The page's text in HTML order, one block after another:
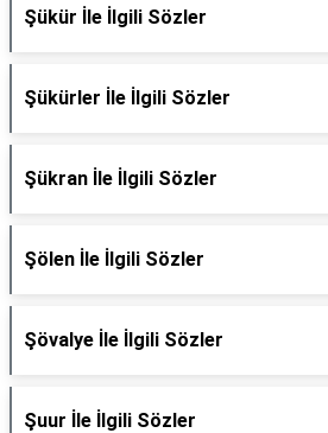
Şükür İle İlgili Sözler
Şükürler İle İlgili Sözler
Şükran İle İlgili Sözler
Şölen İle İlgili Sözler
Şövalye İle İlgili Sözler
Şuur İle İlgili Sözler